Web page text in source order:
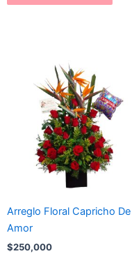
Arreglo Floral Capricho De
Amor
$250,000